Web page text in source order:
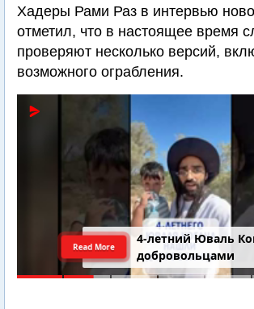
Хадеры Рами Раз в интервью
отметил, что в настоящее время
проверяют несколько версий,
возможного ограбления.
4-летний Юваль
добровольцами
Read More